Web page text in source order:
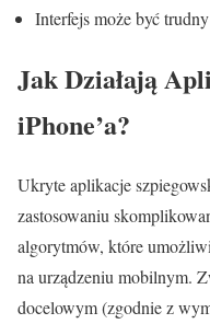
Interfejs może być
Jak Działają
iPhone’a?
Ukryte aplikacje
zastosowaniu
algorytmów, które
na urządzeniu mobilnym.
docelowym (zgodnie z